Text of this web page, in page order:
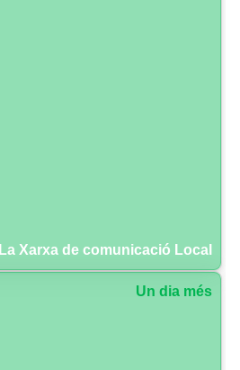
La Xarxa de comunicació Local
Un dia més